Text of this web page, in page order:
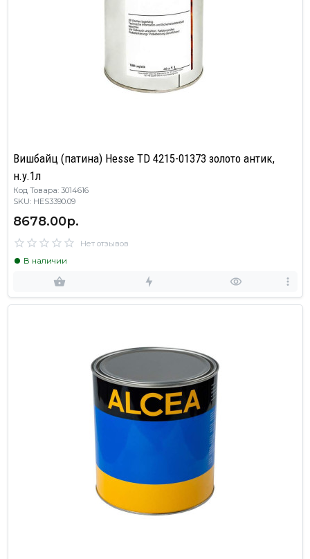
Вишбайц (патина) Hesse TD 4215-01373 золото антик,
н.у.1л
Код Товара: 3014616
SKU: HES3390.09
8678.00р.
Нет отзывов
В наличии